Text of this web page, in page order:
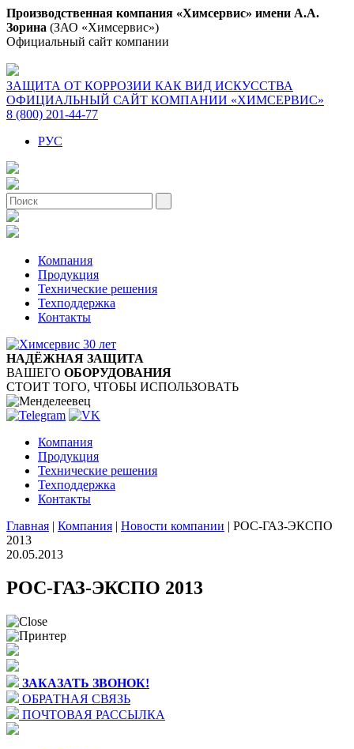
Производственная компания «Химсервис» имени А.А.
Зорина (ЗАО «Химсервис»)
Официальный сайт компании
ЗАЩИТА ОТ КОРРОЗИИ КАК ВИД ИСКУССТВА
ОФИЦИАЛЬНЫЙ САЙТ КОМПАНИИ «ХИМСЕРВИС»
8 (800) 201-44-77
РУС
Компания
Продукция
Технические решения
Техподдержка
Контакты
НАДЁЖНАЯ ЗАЩИТА
ВАШЕГО ОБОРУДОВАНИЯ
СТОИТ ТОГО, ЧТОБЫ ИСПОЛЬЗОВАТЬ
Компания
Продукция
Технические решения
Техподдержка
Контакты
Главная | Компания | Новости компании | РОС-ГАЗ-ЭКСПО
2013
20.05.2013
РОС-ГАЗ-ЭКСПО 2013
ЗАКАЗАТЬ ЗВОНОК!
ОБРАТНАЯ СВЯЗЬ
ПОЧТОВАЯ РАССЫЛКА